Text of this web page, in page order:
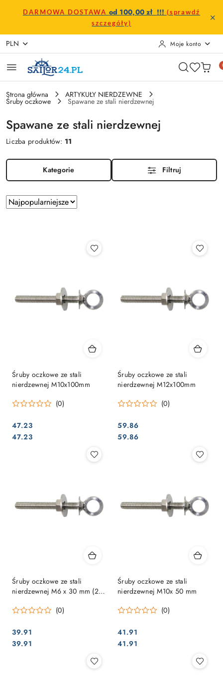
Przejdź do treści głównej
Przejdź do wyszukiwarki
Przejdź do moje konto
Przejdź do menu głównego
Przejdź do stopki
DARMOWA DOSTAWA od 100,00 zł !!! (sprawdź
szczegóły)
PLN Moje konto
Strona główna ARTYKUŁY NIERDZEWNE
Śruby oczkowe Spawane ze stali nierdzewnej
Spawane ze stali nierdzewnej
Liczba produktów: 11
Kategorie Filtruj
Zastosowano
sortowanie:
Sortuj
według
Śruby oczkowe ze stali
nierdzewnej M10x100mm
(0)
Cena:
47.23
Cena:
47.23
Śruby oczkowe ze stali
nierdzewnej M12x100mm
(0)
Cena:
59.86
Cena:
59.86
Śruby oczkowe ze stali
nierdzewnej M6 x 30 mm (2
(0)
Cena:
39.91
Cena:
39.91
Śruby oczkowe ze stali
nierdzewnej M10x 50 mm
(0)
Cena:
41.91
Cena:
41.91